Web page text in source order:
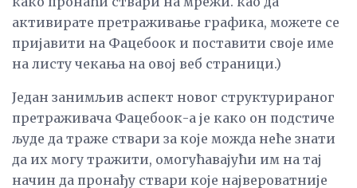
активирате претраживање графика, можете се
пријавити на Фацебоок и поставити своје име
на листу чекања на овој веб страници.)
Један занимљив аспект новог структурираног
претраживача Фацебоок-а је како он подстиче
људе да траже ствари за које можда неће знати
да их могу тражити, омогућавајући им на тај
начин да пронађу ствари које највероватније